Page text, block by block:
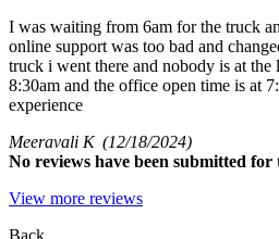
I was waiting from 6am for the truck
online support was too bad and
truck i went there and nobody is at
8:30am and the office open time is at
experience
Meeravali K (12/18/2024)
No reviews have been submitted for
View more reviews
Back